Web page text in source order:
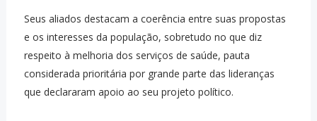
Seus aliados destacam a coerência entre suas propostas
e os interesses da população, sobretudo no que diz
respeito à melhoria dos serviços de saúde, pauta
considerada prioritária por grande parte das lideranças
que declararam apoio ao seu projeto político.